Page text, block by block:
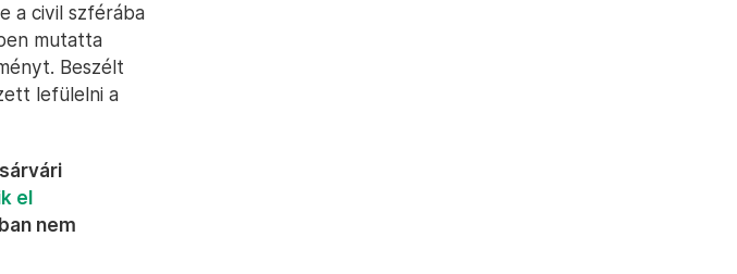
a civil szférába
mutatta
Beszélt
lefülelni a
el
nem